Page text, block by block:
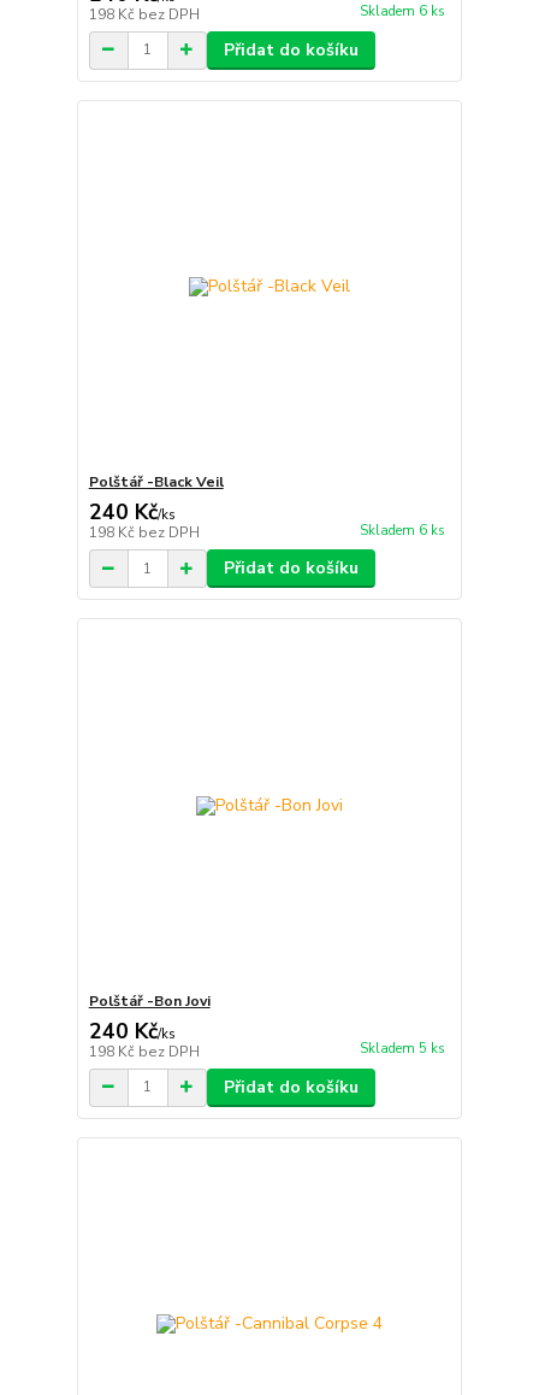
198 Kč bez DPH Skladem 6 ks
Přidat do košíku
Polštář -Black Veil
240 Kč/ks
198 Kč bez DPH Skladem 6 ks
Přidat do košíku
Polštář -Bon Jovi
240 Kč/ks
198 Kč bez DPH Skladem 5 ks
Přidat do košíku